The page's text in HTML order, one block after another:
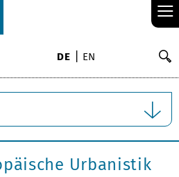
≡
DE EN
Urbanistik